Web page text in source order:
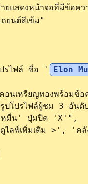
ซ้ายแสดงหน้าจอที่มีข้อคว
ยนต์สีเข้ม"
โปรไฟล์ ชื่อ '
Elon
มื่น' ปุ่มปิด 'X'",